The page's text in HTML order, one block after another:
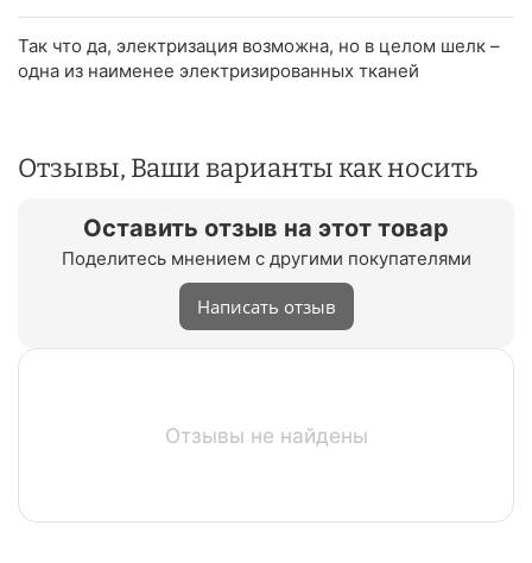
Так что да, электризация возможна, но в целом шелк –
одна из наименее электризированных тканей
Отзывы, Ваши варианты как носить
Оставить отзыв на этот товар
Поделитесь мнением с другими покупателями
Написать отзыв
Отзывы не найдены